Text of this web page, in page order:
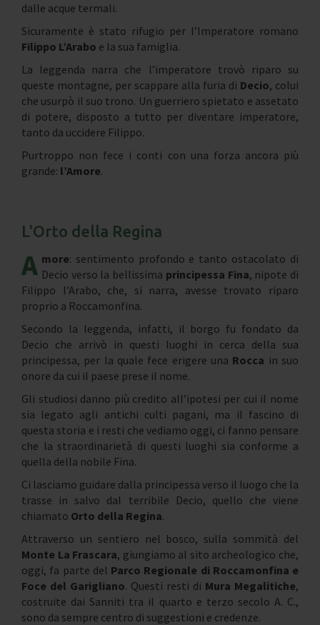
dalle acque termali.
Sicuramente è stato rifugio per l’Imperatore romano
Filippo L’Arabo e la sua famiglia.
La leggenda narra che l’imperatore trovò riparo su
queste montagne, per scappare alla furia di Decio, colui
che usurpò il suo trono. Un guerriero spietato e assetato
di potere, disposto a tutto per diventare imperatore,
tanto da uccidere Filippo.
Purtroppo non fece i conti con una forza ancora più
grande: l’Amore.
L'Orto della Regina
A more: sentimento profondo e tanto ostacolato di
Decio verso la bellissima principessa Fina, nipote di
Filippo l’Arabo, che, si narra, avesse trovato riparo
proprio a Roccamonfina.
Secondo la leggenda, infatti, il borgo fu fondato da
Decio che arrivò in questi luoghi in cerca della sua
principessa, per la quale fece erigere una Rocca in suo
onore da cui il paese prese il nome.
Gli studiosi danno più credito all’ipotesi per cui il nome
sia legato agli antichi culti pagani, ma il fascino di
questa storia e i resti che vediamo oggi, ci fanno pensare
che la straordinarietà di questi luoghi sia conforme a
quella della nobile Fina.
Ci lasciamo guidare dalla principessa verso il luogo che la
trasse in salvo dal terribile Decio, quello che viene
chiamato Orto della Regina.
Attraverso un sentiero nel bosco, sulla sommità del
Monte La Frascara, giungiamo al sito archeologico che,
oggi, fa parte del Parco Regionale di Roccamonfina e
Foce del Garigliano. Questi resti di Mura Megalitiche,
costruite dai Sanniti tra il quarto e terzo secolo A. C.,
sono da sempre centro di suggestioni e credenze.